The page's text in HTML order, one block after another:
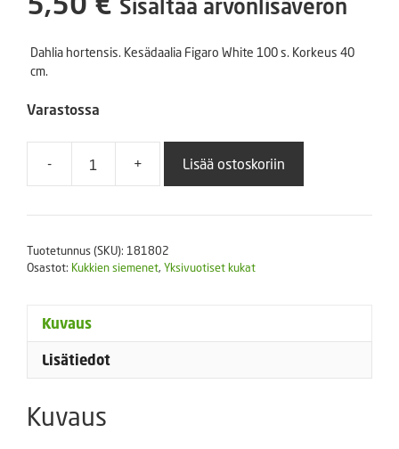
Sisältää arvonlisäveron
Dahlia hortensis. Kesädaalia Figaro White 100 s. Korkeus 40
cm.
Varastossa
-
Kesädaalia
White
s.
+ Lisää ostoskoriin
Tuotetunnus (SKU): 181802
Osastot: Kukkien siemenet, Yksivuotiset kukat
Kuvaus
Lisätiedot
Kuvaus